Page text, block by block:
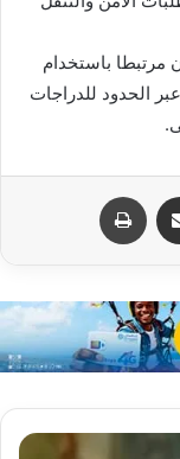
مرتبطا باستخدام
الحدود للدراجات
مشاركة عبر البريد